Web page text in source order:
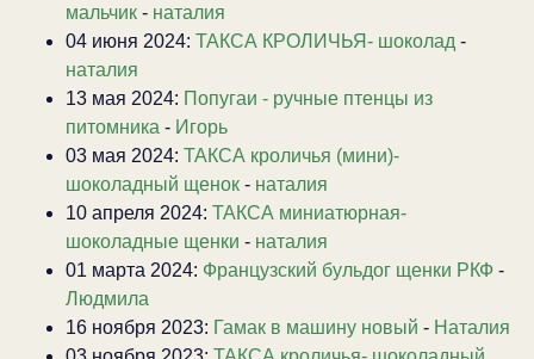
мальчик - наталия
04 июня 2024: ТАКСА КРОЛИЧЬЯ- шоколад -
наталия
13 мая 2024: Попугаи - ручные птенцы из
питомника - Игорь
03 мая 2024: ТАКСА кроличья (мини)-
шоколадный щенок - наталия
10 апреля 2024: ТАКСА миниатюрная-
шоколадные щенки - наталия
01 марта 2024: Французский бульдог щенки РКФ -
Людмила
16 ноября 2023: Гамак в машину новый - Наталия